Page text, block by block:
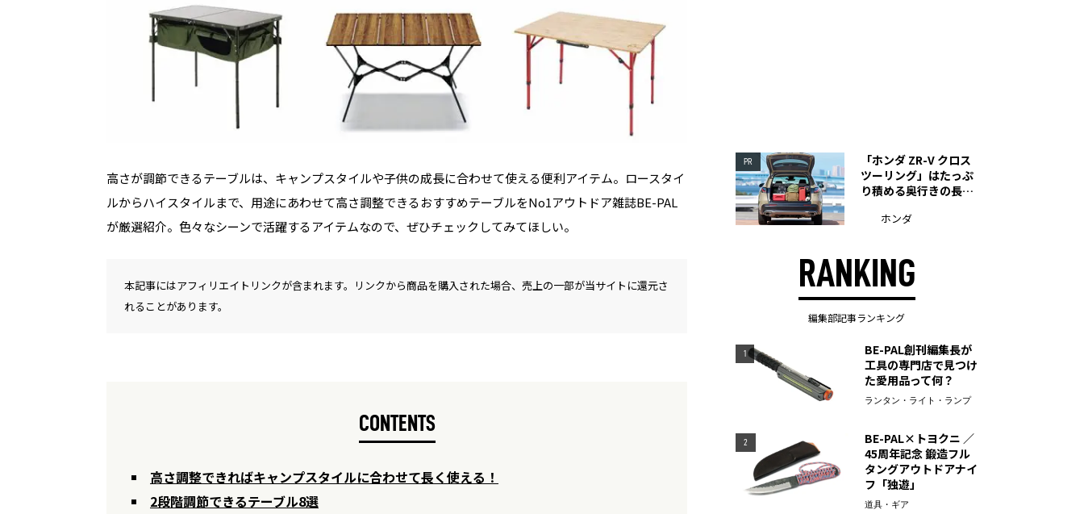
高さが調節できるテーブルは、キャンプスタイルや子供の成長に合わせて使える便利アイテム。ロースタイ
ルからハイスタイルまで、用途にあわせて高さ調整できるおすすめテーブルをNo1アウトドア雑誌BE-PAL
が厳選紹介。色々なシーンで活躍するアイテムなので、ぜひチェックしてみてほしい。
本記事にはアフィリエイトリンクが含まれます。リンクから商品を購入された場合、売上の一部が当サイトに還元さ
れることがあります。
CONTENTS
高さ調整できればキャンプスタイルに合わせて長く使える！
2段階調節できるテーブル8選
PR
「ホンダ ZR-V クロス
ツーリング」はたっぷ
り積める奥行きの長い
ホンダ
RANKING
編集部記事ランキング
1
BE-PAL創刊編集長が
工具の専門店で見つけ
た愛用品って何？
ランタン・ライト・ランプ
2
BE-PAL×トヨクニ ／
45周年記念 鍛造フル
タングアウトドアナイ
フ「独遊」
道具・ギア